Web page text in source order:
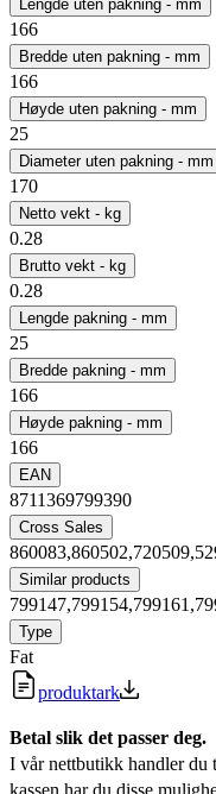
Lengde uten pakning - mm
166
Bredde uten pakning - mm
166
Høyde uten pakning - mm
25
Diameter uten pakning - mm
170
Netto vekt - kg
0.28
Brutto vekt - kg
0.28
Lengde pakning - mm
25
Bredde pakning - mm
166
Høyde pakning - mm
166
EAN
8711369799390
Cross Sales
Similar products
Type
Fat
produktark
Betal slik det passer deg.
I vår nettbutikk handler